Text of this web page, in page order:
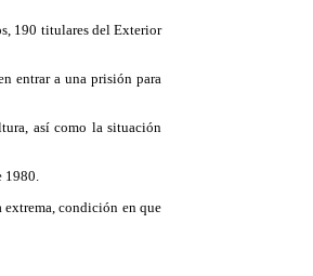
190 titulares del Exterior
entrar a una prisión para
así como la situación
1980.
condición en que